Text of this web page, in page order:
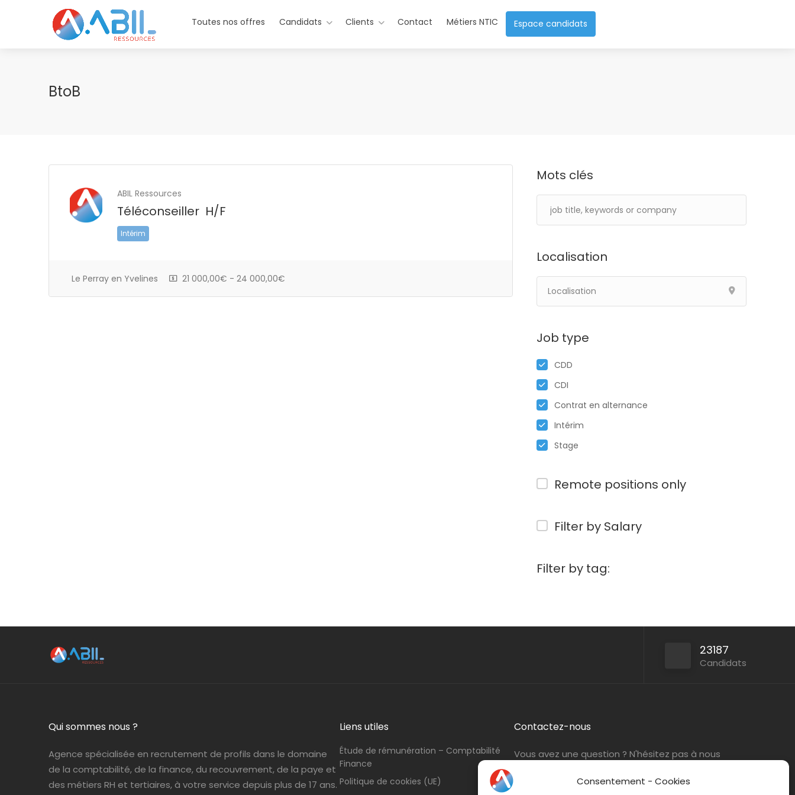
Consentement - Cookies
Toutes nos offres Candidats Clients Contact Métiers NTIC Espace candidats
BtoB
Mots clés
Localisation
Job type
CDD
CDI
Contrat en alternance
Intérim
Stage
Remote positions only
Filter by Salary
Filter by tag:
ABIL Ressources
Téléconseiller H/F
Intérim
Le Perray en Yvelines 21 000,00€ - 24 000,00€
23187
Candidats
Qui sommes nous ?
Agence spécialisée en recrutement de profils dans le domaine
de la comptabilité, de la finance, du recouvrement, de la paye et
des métiers RH et tertiaires, à votre service depuis plus de 17 ans.
Liens utiles
Étude de rémunération – Comptabilité
Finance
Politique de cookies (UE)
Contactez-nous
Vous avez une question ? N'hésitez pas à nous